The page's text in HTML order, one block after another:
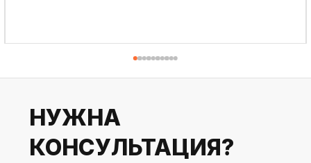
НУЖНА
КОНСУЛЬТАЦИЯ?